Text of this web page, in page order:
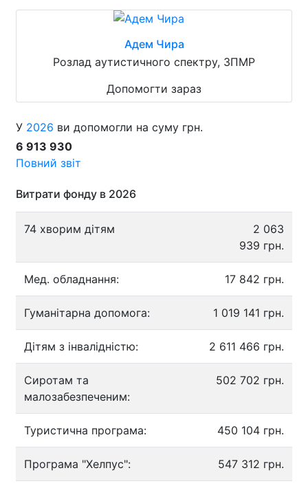
Адем Чира
Розлад аутистичного спектру, ЗПМР
Допомогти зараз
У 2026 ви допомогли на суму грн.
6 913 930
Повний звіт
Витрати фонду в 2026
74 хворим дітям
2 063
939 грн.
Мед. обладнання: 17 842 грн.
Гуманітарна допомога: 1 019 141 грн.
Дітям з інвалідністю: 2 611 466 грн.
Сиротам та
малозабезпеченим:
502 702 грн.
Туристична програма: 450 104 грн.
Програма "Хелпус": 547 312 грн.